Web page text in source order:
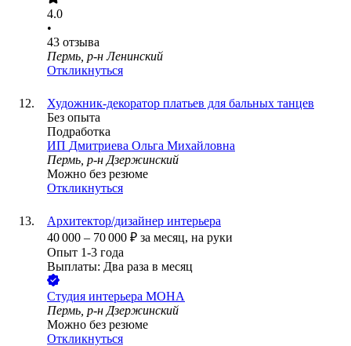
4.0
•
43 отзыва
Пермь, р-н Ленинский
Откликнуться
Художник-декоратор платьев для бальных танцев
Без опыта
Подработка
ИП Дмитриева Ольга Михайловна
Пермь, р-н Дзержинский
Можно без резюме
Откликнуться
Архитектор/дизайнер интерьера
40 000 – 70 000 ₽ за месяц, на руки
Опыт 1-3 года
Выплаты: Два раза в месяц
Студия интерьера МОНА
Пермь, р-н Дзержинский
Можно без резюме
Откликнуться